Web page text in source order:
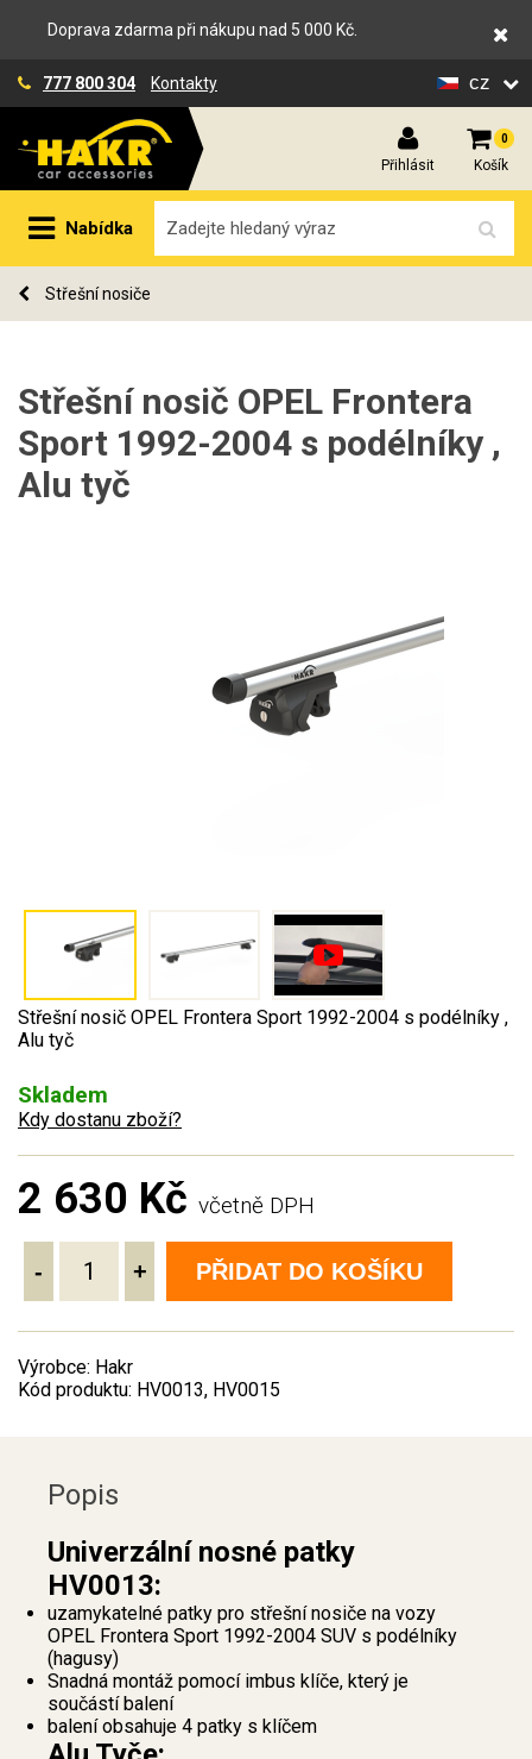
Doprava zdarma při nákupu nad 5 000 Kč.
777 800 304 Kontakty cz
Přihlásit
0
Košík
Nabídka
Střešní nosiče
Střešní nosič OPEL Frontera
Sport 1992-2004 s podélníky ,
Alu tyč
Střešní nosič OPEL Frontera Sport 1992-2004 s podélníky ,
Alu tyč
Skladem
Kdy dostanu zboží?
2 630 Kč včetně DPH
- + PŘIDAT DO KOŠÍKU
Výrobce: Hakr
Kód produktu: HV0013, HV0015
Popis
Univerzální nosné patky
HV0013:
uzamykatelné patky pro střešní nosiče na vozy
OPEL Frontera Sport 1992-2004 SUV s podélníky
(hagusy)
Snadná montáž pomocí imbus klíče, který je
součástí balení
balení obsahuje 4 patky s klíčem